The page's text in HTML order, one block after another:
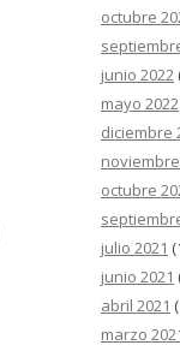
octubre
junio 2022
mayo 2022
diciembre
noviembre
octubre
julio 2021
junio 2021
abril 2021
marzo